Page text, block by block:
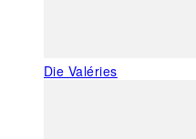
Die Valéries